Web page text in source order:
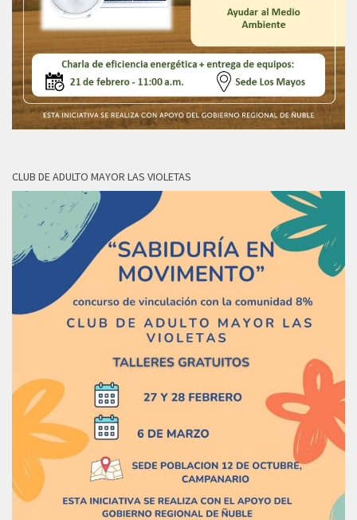
CLUB DE ADULTO MAYOR LAS VIOLETAS